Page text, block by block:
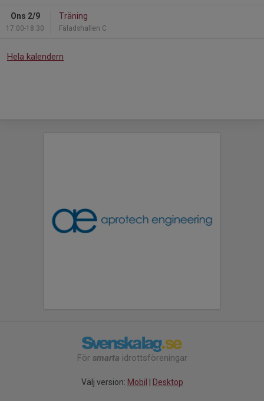
Ons 2/9
17:00-18:30
Träning
Fäladshallen C
Hela kalendern
För smarta idrottsföreningar
Välj version: Mobil Desktop